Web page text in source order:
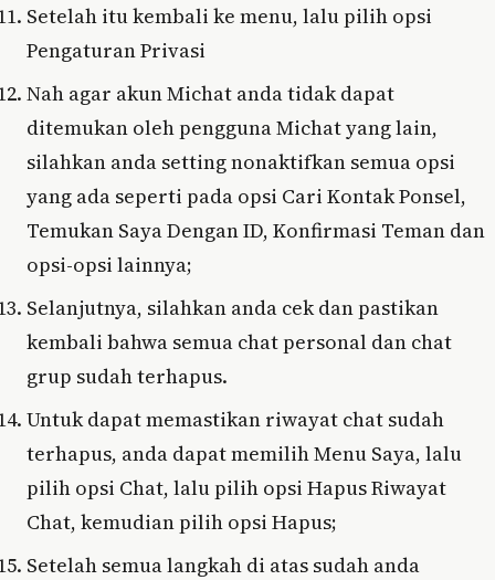
Setelah itu kembali ke menu, lalu pilih opsi
Pengaturan Privasi
Nah agar akun Michat anda tidak dapat
ditemukan oleh pengguna Michat yang lain,
silahkan anda setting nonaktifkan semua opsi
yang ada seperti pada opsi Cari Kontak Ponsel,
Temukan Saya Dengan ID, Konfirmasi Teman dan
opsi-opsi lainnya;
Selanjutnya, silahkan anda cek dan pastikan
kembali bahwa semua chat personal dan chat
grup sudah terhapus.
Untuk dapat memastikan riwayat chat sudah
terhapus, anda dapat memilih Menu Saya, lalu
pilih opsi Chat, lalu pilih opsi Hapus Riwayat
Chat, kemudian pilih opsi Hapus;
Setelah semua langkah di atas sudah anda